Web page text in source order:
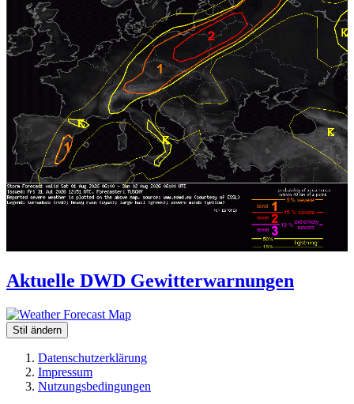
Aktuelle DWD Gewitterwarnungen
Stil ändern
Datenschutzerklärung
Impressum
Nutzungsbedingungen